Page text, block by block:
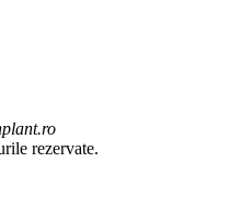
rezervate.